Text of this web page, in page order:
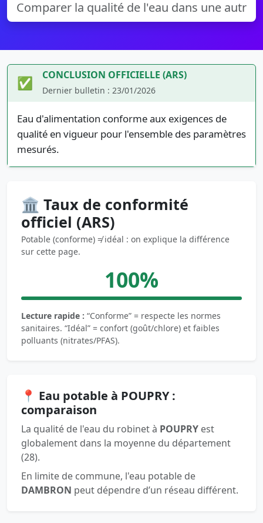
✅ CONCLUSION OFFICIELLE (ARS)
Dernier bulletin : 23/01/2026
Eau d'alimentation conforme aux exigences de
qualité en vigueur pour l'ensemble des paramètres
mesurés.
🏛️ Taux de conformité
officiel (ARS)
Potable (conforme) ≠ idéal : on explique la différence
sur cette page.
100%
Lecture rapide : “Conforme” = respecte les normes
sanitaires. “Idéal” = confort (goût/chlore) et faibles
polluants (nitrates/PFAS).
📍 Eau potable à POUPRY :
comparaison
La qualité de l'eau du robinet à POUPRY est
globalement dans la moyenne du département
(28).
En limite de commune, l'eau potable de
DAMBRON peut dépendre d’un réseau différent.